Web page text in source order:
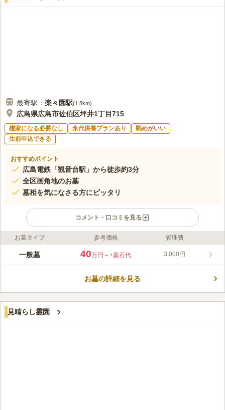
最寄駅： 楽々園駅(1.8km)
広島県広島市佐伯区坪井1丁目715
檀家になる必要なし 永代供養プランあり
眺めがいい
生前申込できる
おすすめポイント
広島電鉄「観音台駅」から徒歩約3分
全区画角地のお墓
墓相を気になさる方にピッタリ
コメント・口コミを見る
ライフドット編集部のコメント
延命寺が管理を行っているお墓ですが、宗教不問で眠ることがで
す。 墓域の道は全て1m以上の広さがあり、すれ違いなどでスト
です。
口コミ評価
この霊園はまだ誰からも評価されていません。
お墓タイプ 参考価格 管理費
一般墓 40万円～+墓石代 3,000円
お墓の詳細を見る
見晴らし霊園